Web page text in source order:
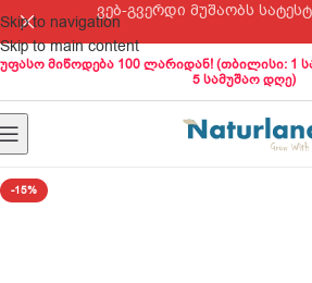
Skip to navigation
Skip to main content
ვებ-გვერდი მუშაობს
უფასო მიწოდება 100 ლარიდან! (თბილისი: 1
5 სამუშაო დღე)
-15%